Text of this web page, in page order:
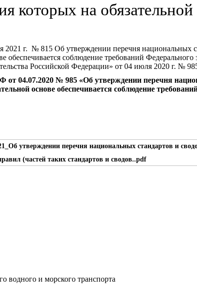
которых на
г. № 815 Об утверждении перечня национальных
обеспечивается соблюдение требований
Российской Федерации» от 04 июля 2020 г. №
04.07.2020 № 985 «Об утверждении перечня
основе обеспечивается соблюдение
(частей таких стандартов и сводов..pdf
водного и морского транспорта